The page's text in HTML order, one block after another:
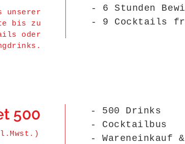
unserer
bis zu
oder
- 6 Stunden
- 9 Cocktails
500
- 500 Drinks
- Cocktailbus
- Wareneinkauf